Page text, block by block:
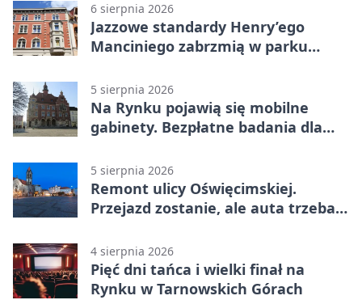
6 sierpnia 2026
Jazzowe standardy Henry’ego
Manciniego zabrzmią w parku
5 sierpnia 2026
Na Rynku pojawią się mobilne
gabinety. Bezpłatne badania dla
5 sierpnia 2026
Remont ulicy Oświęcimskiej.
Przejazd zostanie, ale auta trzeba
4 sierpnia 2026
Pięć dni tańca i wielki finał na
Rynku w Tarnowskich Górach